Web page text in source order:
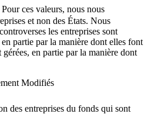
Pour ces valeurs, nous nous
et non des États. Nous
les entreprises sont
partie par la manière dont elles font
en partie par la manière dont
Modifiés
des entreprises du fonds qui sont